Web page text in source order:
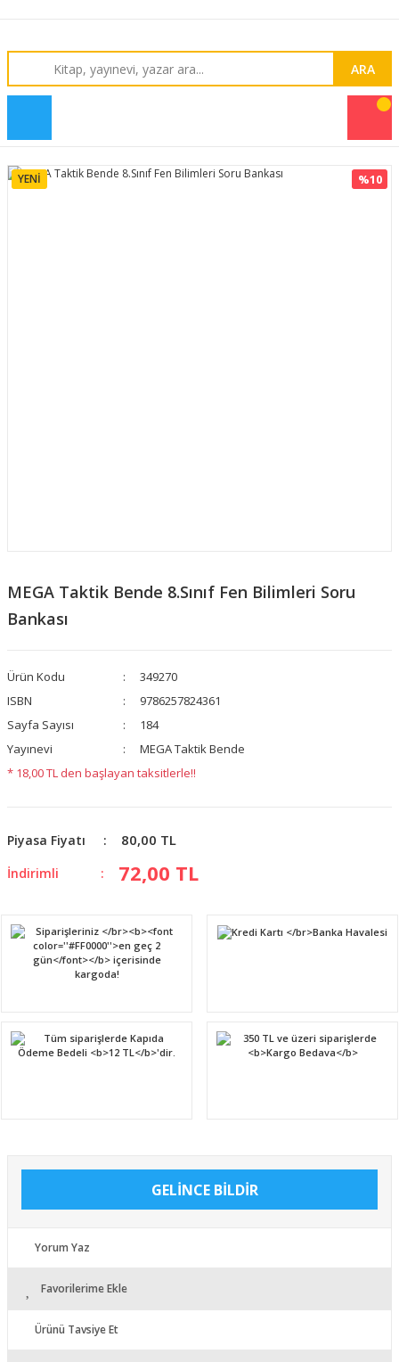
ARA
%10
YENİ
MEGA Taktik Bende 8.Sınıf Fen Bilimleri Soru
Bankası
Ürün Kodu
349270
ISBN
9786257824361
Sayfa Sayısı
184
Yayınevi
MEGA Taktik Bende
* 18,00 TL den başlayan taksitlerle!!
Piyasa Fiyatı 80,00 TL
İndirimli 72,00 TL
GELİNCE BİLDİR
Yorum Yaz
Favorilerime Ekle
Ürünü Tavsiye Et